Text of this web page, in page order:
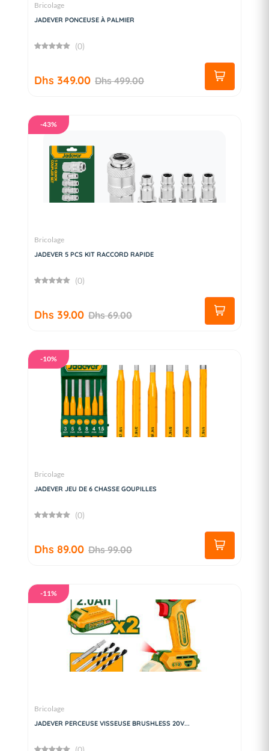
Bricolage
JADEVER PONCEUSE À PALMIER
(0)
Dhs 349.00 Dhs 499.00
-43%
Bricolage
JADEVER 5 PCS KIT RACCORD RAPIDE
(0)
Dhs 39.00 Dhs 69.00
-10%
Bricolage
JADEVER JEU DE 6 CHASSE GOUPILLES
(0)
Dhs 89.00 Dhs 99.00
-11%
Bricolage
JADEVER PERCEUSE VISSEUSE BRUSHLESS 20V...